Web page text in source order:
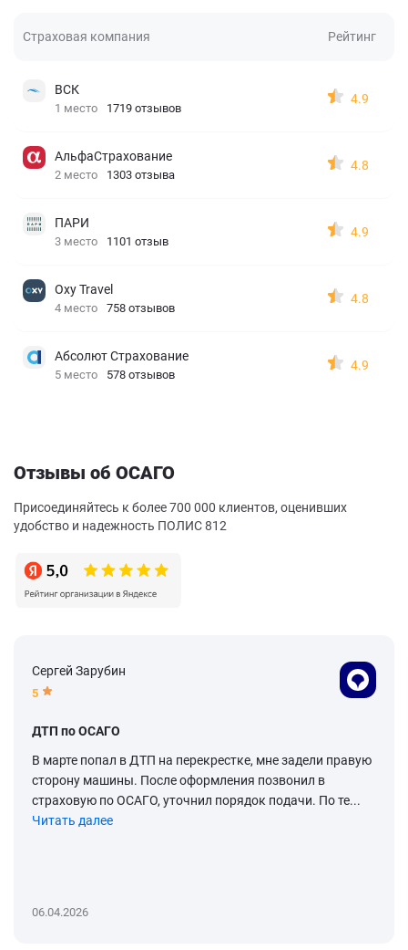
Страховая компания Рейтинг
ВСК
1 место 1719 отзывов
4.9
АльфаСтрахование
2 место 1303 отзыва
4.8
ПАРИ
3 место 1101 отзыв
4.9
Oxy Travel
4 место 758 отзывов
4.8
Абсолют Страхование
5 место 578 отзывов
4.9
Отзывы об ОСАГО
Присоединяйтесь к более 700 000 клиентов, оценивших
удобство и надежность ПОЛИС 812
Сергей Зарубин
5
ДТП по ОСАГО
В марте попал в ДТП на перекрестке, мне задели правую
сторону машины. После оформления позвонил в
страховую по ОСАГО, уточнил порядок подачи. По те...
Читать далее
06.04.2026